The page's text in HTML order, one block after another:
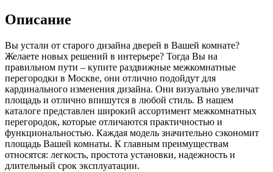
Описание
Вы устали от старого дизайна дверей в Вашей комнате?
Желаете новых решений в интерьере? Тогда Вы на
правильном пути – купите раздвижные межкомнатные
перегородки в Москве, они отлично подойдут для
кардинального изменения дизайна. Они визуально увеличат
площадь и отлично впишутся в любой стиль. В нашем
каталоге представлен широкий ассортимент межкомнатных
перегородок, которые отличаются практичностью и
функциональностью. Каждая модель значительно сэкономит
площадь Вашей комнаты. К главным преимуществам
относятся: легкость, простота установки, надежность и
длительный срок эксплуатации.